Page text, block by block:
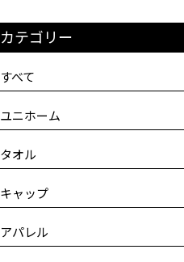
カテゴリー
すべて
ユニホーム
タオル
キャップ
アパレル